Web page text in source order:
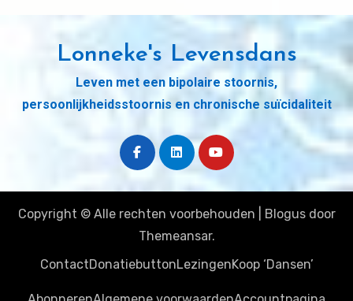
Lonneke's Levensdans
Leven met een bipolaire stoornis,
persoonlijkheidsstoornis en chronische suïcidaliteit
Copyright © Alle rechten voorbehouden Blogusdoor
Themeansar.
ContactDonatiebuttonLezingenKoop ‘Dansen’